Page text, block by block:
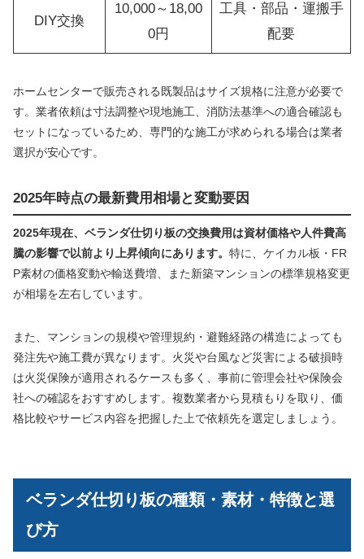
DIY交換
10,000～18,00
0円
工具・部品・運搬手
配要
ホームセンターで販売される既製品はサイズ規格に注意が必要で
す。業者依頼は寸法調整や現地施工、消防法基準への適合確認も
セットになっているため、専門的な施工が求められる場合は業者
選択が安心です。
2025年時点の最新費用相場と変動要因
2025年現在、ベランダ仕切り板の交換費用は資材価格や人件費高
騰の影響で以前より上昇傾向にあります。 特に、ケイカル板・FR
P素材の価格変動や輸送費増、また新築マンションの標準規格変更
が相場を左右しています。
また、マンションの規模や管理規約・避難経路の構造によっても
発注先や施工費が異なります。火災や台風など災害による破損時
は火災保険が適用されるケースも多く、事前に管理会社や保険会
社への確認をおすすめします。複数業者から見積もりを取り、価
格比較やサービス内容を把握した上で依頼先を選定しましょう。
ベランダ仕切り板の種類・素材・特徴と選
び方